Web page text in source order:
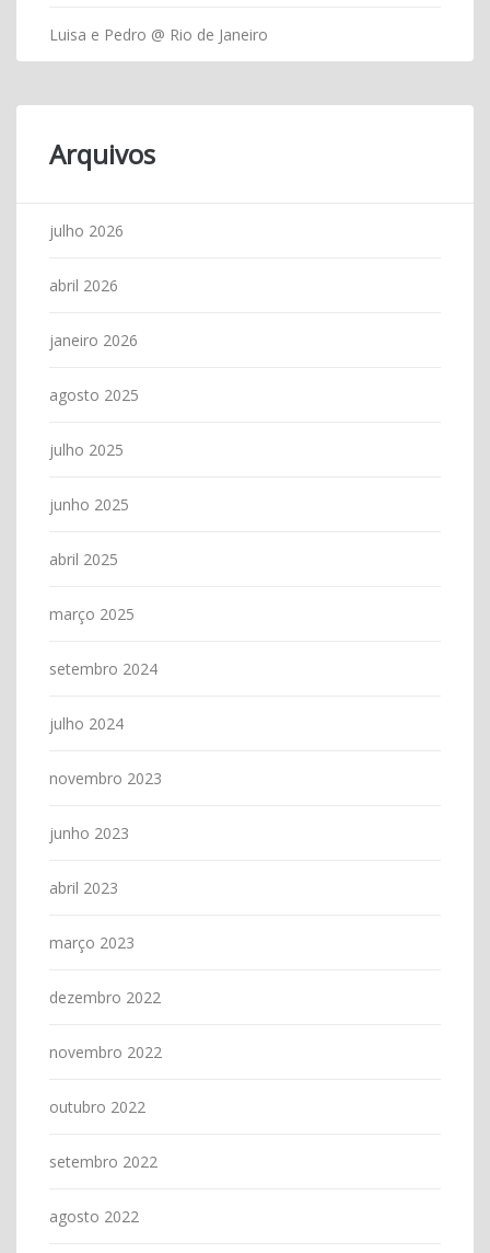
Luisa e Pedro @ Rio de Janeiro
Arquivos
julho 2026
abril 2026
janeiro 2026
agosto 2025
julho 2025
junho 2025
abril 2025
março 2025
setembro 2024
julho 2024
novembro 2023
junho 2023
abril 2023
março 2023
dezembro 2022
novembro 2022
outubro 2022
setembro 2022
agosto 2022